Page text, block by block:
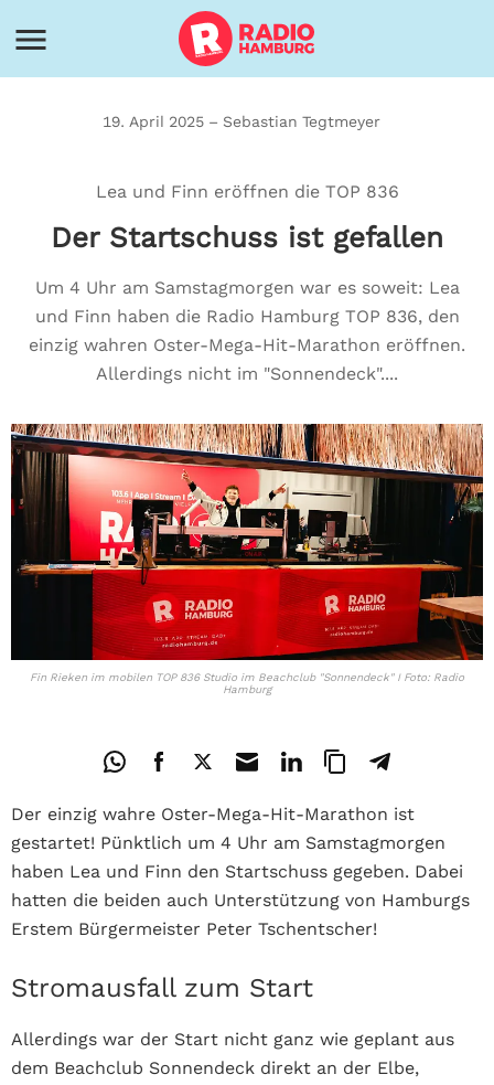
19. April 2025 – Sebastian Tegtmeyer
Lea und Finn eröffnen die TOP 836
Der Startschuss ist gefallen
Um 4 Uhr am Samstagmorgen war es soweit: Lea
und Finn haben die Radio Hamburg TOP 836, den
einzig wahren Oster-Mega-Hit-Marathon eröffnen.
Allerdings nicht im "Sonnendeck"....
Fin Rieken im mobilen TOP 836 Studio im Beachclub "Sonnendeck" I Foto: Radio
Hamburg
Der einzig wahre Oster-Mega-Hit-Marathon ist
gestartet! Pünktlich um 4 Uhr am Samstagmorgen
haben Lea und Finn den Startschuss gegeben. Dabei
hatten die beiden auch Unterstützung von Hamburgs
Erstem Bürgermeister Peter Tschentscher!
Stromausfall zum Start
Allerdings war der Start nicht ganz wie geplant aus
dem Beachclub Sonnendeck direkt an der Elbe,